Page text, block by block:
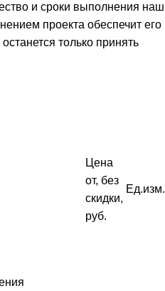
и сроки выполнения наш
проекта обеспечит его
только принять
Цена
от, без
скидки,
руб.
Ед.изм.